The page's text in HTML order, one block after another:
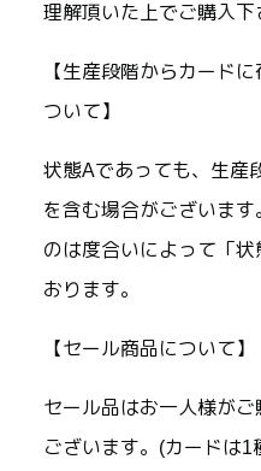
理解頂いた上でご購入下
【生産段階からカード
ついて】
状態Aであっても、生産
を含む場合がございま
のは度合いによって「
おります。
【セール商品について】
セール品はお一人様が
ございます。(カードは